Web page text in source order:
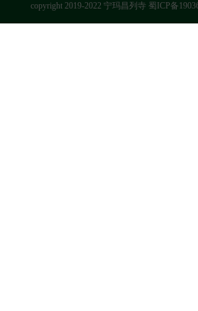
copyright 2019-2022 宁玛昌列寺 蜀ICP备